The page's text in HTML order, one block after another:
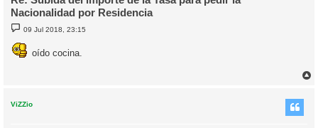
Nacionalidad por Residencia
M
e
n
s
a
09 Jul 2018, 23:15
oído cocina.
ViZZio